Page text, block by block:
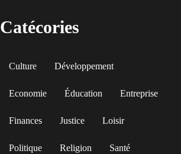
Catécories
Culture Développement
Economie Éducation Entreprise
Finances Justice Loisir
Politique Religion Santé